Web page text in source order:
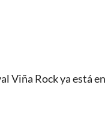
Viña Rock ya está en